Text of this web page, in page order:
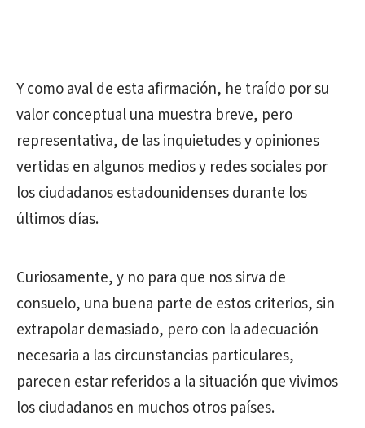
Y como aval de esta afirmación, he traído por su
valor conceptual una muestra breve, pero
representativa, de las inquietudes y opiniones
vertidas en algunos medios y redes sociales por
los ciudadanos estadounidenses durante los
últimos días.
Curiosamente, y no para que nos sirva de
consuelo, una buena parte de estos criterios, sin
extrapolar demasiado, pero con la adecuación
necesaria a las circunstancias particulares,
parecen estar referidos a la situación que vivimos
los ciudadanos en muchos otros países.